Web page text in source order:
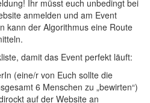
Ihr müsst euch unbedingt bei
anmelden und am Event
kann der Algorithmus eine Route
damit das Event perfekt läuft:
(eine/r von Euch sollte die
6 Menschen zu „bewirten“)
auf der Website an